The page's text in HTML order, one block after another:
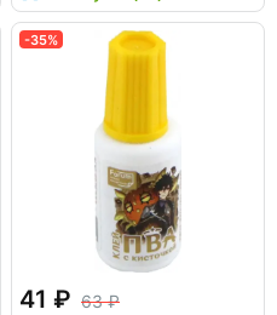
-35%
41
63